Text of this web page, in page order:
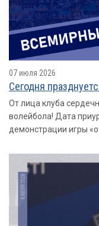
07 июля 2026
Сегодня
От лица клуба
волейбола! Дата
демонстрации игры